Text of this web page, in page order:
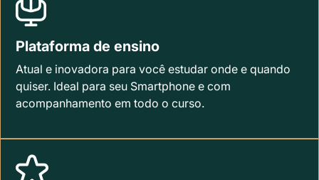
Plataforma de ensino
Atual e inovadora para você estudar onde e quando
quiser. Ideal para seu Smartphone e com
acompanhamento em todo o curso.